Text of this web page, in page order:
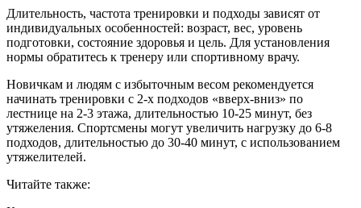
Длительность, частота тренировки и подходы зависят от
индивидуальных особенностей: возраст, вес, уровень
подготовки, состояние здоровья и цель. Для установления
нормы обратитесь к тренеру или спортивному врачу.
Новичкам и людям с избыточным весом рекомендуется
начинать тренировки с 2-х подходов «вверх-вниз» по
лестнице на 2-3 этажа, длительностью 10-25 минут, без
утяжеления. Спортсмены могут увеличить нагрузку до 6-8
подходов, длительностью до 30-40 минут, с использованием
утяжелителей.
Читайте также: